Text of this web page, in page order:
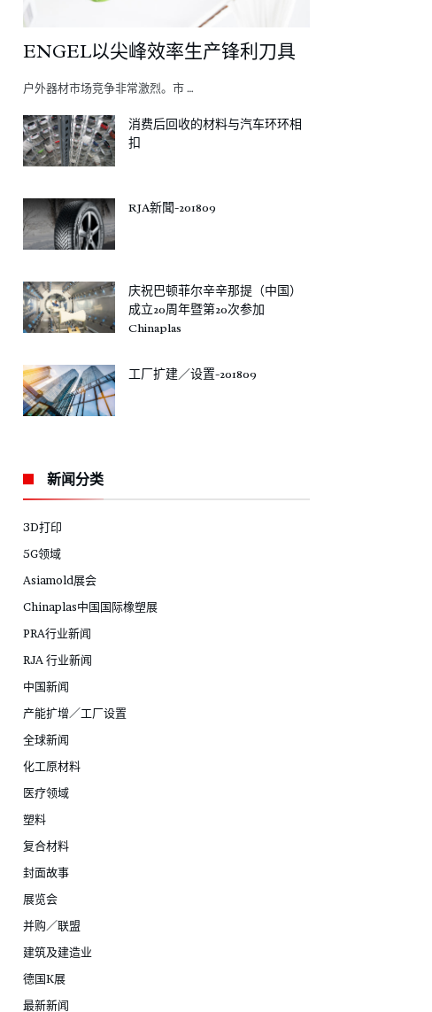
ENGEL以尖峰效率生产锋利刀具
户外器材市场竞争非常激烈。市 …
消费后回收的材料与汽车环环相
扣
RJA新聞-201809
庆祝巴顿菲尔辛辛那提（中国）
成立20周年暨第20次参加
Chinaplas
工厂扩建／设置-201809
新闻分类
3D打印
5G领域
Asiamold展会
Chinaplas中国国际橡塑展
PRA行业新闻
RJA 行业新闻
中国新闻
产能扩增／工厂设置
全球新闻
化工原材料
医疗领域
塑料
复合材料
封面故事
展览会
并购／联盟
建筑及建造业
德国K展
最新新闻